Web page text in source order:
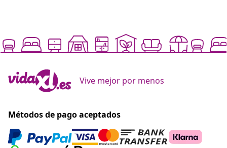
Vive mejor por menos
Métodos de pago aceptados